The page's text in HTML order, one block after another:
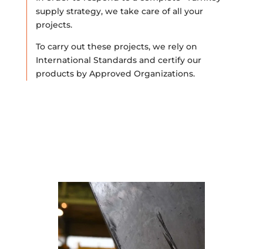
supply strategy, we take care of all your
projects.
To carry out these projects, we rely on
International Standards and certify our
products by Approved Organizations.